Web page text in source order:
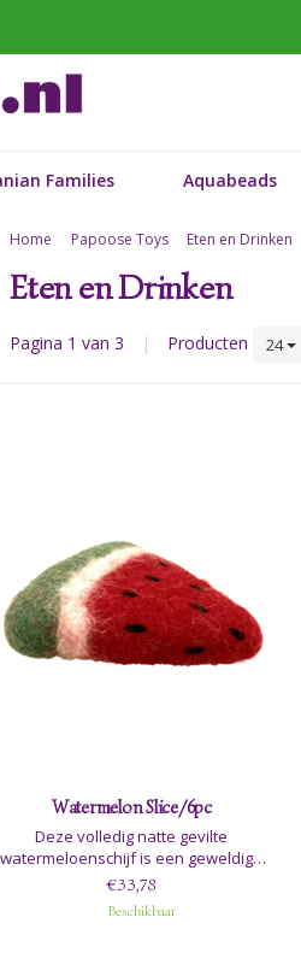
Families Aquabeads
Home Papoose Toys Eten en Drinken
Eten en Drinken
Pagina 1 van 3 | Producten 24
Watermelon Slice/6pc
Deze volledig natte gevilte
watermeloenschijf is een geweldige
aanvulling op ons fruitassortiment.
€33,78
Beschikbaar